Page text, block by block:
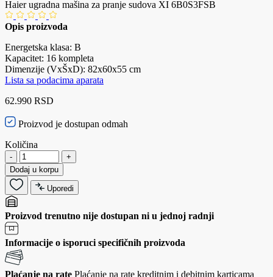
Haier ugradna mašina za pranje sudova XI 6B0S3FSB
Opis proizvoda
Energetska klasa: B
Kapacitet: 16 kompleta
Dimenzije (VxŠxD): 82x60x55 cm
Lista sa podacima aparata
62.990 RSD
Proizvod je dostupan odmah
Količina
-
+
Dodaj u korpu
Uporedi
Proizvod trenutno nije dostupan ni u jednoj radnji
Informacije o isporuci specifičnih proizvoda
Plaćanje na rate Plaćanje na rate kreditnim i debitnim karticama